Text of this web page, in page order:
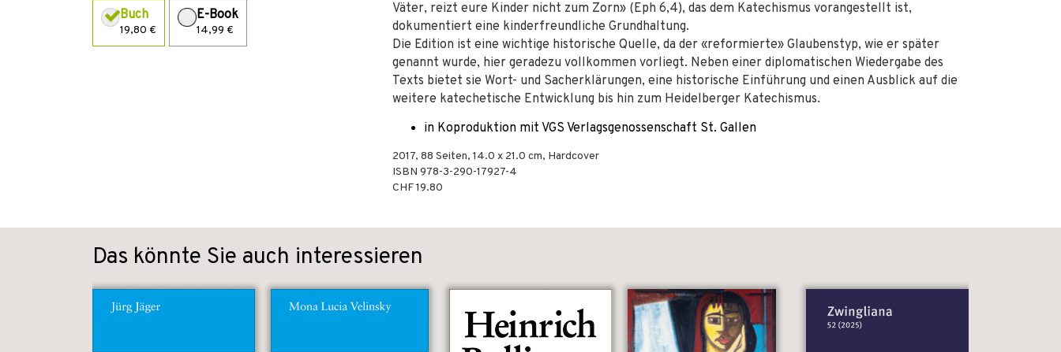
Buch
19,80 €
E-Book
14,99 €
Väter, reizt eure Kinder nicht zum Zorn» (Eph 6,4), das dem Katechismus vorangestellt ist,
dokumentiert eine kinderfreundliche Grundhaltung.
Die Edition ist eine wichtige historische Quelle, da der «reformierte» Glaubenstyp, wie er später
genannt wurde, hier geradezu vollkommen vorliegt. Neben einer diplomatischen Wiedergabe des
Texts bietet sie Wort- und Sacherklärungen, eine historische Einführung und einen Ausblick auf die
weitere katechetische Entwicklung bis hin zum Heidelberger Katechismus.
in Koproduktion mit VGS Verlagsgenossenschaft St. Gallen
2017, 88 Seiten, 14.0 x 21.0 cm, Hardcover
ISBN 978-3-290-17927-4
CHF 19.80
Das könnte Sie auch interessieren